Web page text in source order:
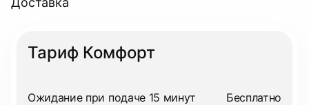
Тариф Комфорт
Ожидание при подаче 15 минут Бесплатно